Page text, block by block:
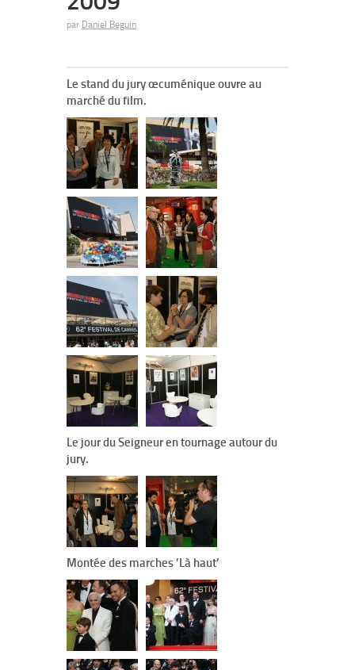
par Daniel Beguin
Le stand du jury œcuménique ouvre au
marché du film.
Le jour du Seigneur en tournage autour du
jury.
Montée des marches ’Là haut’